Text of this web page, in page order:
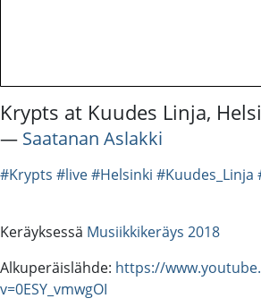
Krypts at Kuudes Linja,
― Saatanan Aslakki
#Krypts #live#Helsinki #Kuudes_Linja
Keräyksessä Musiikkikeräys 2018
Alkuperäislähde: https://
v=0ESY_vmwgOI